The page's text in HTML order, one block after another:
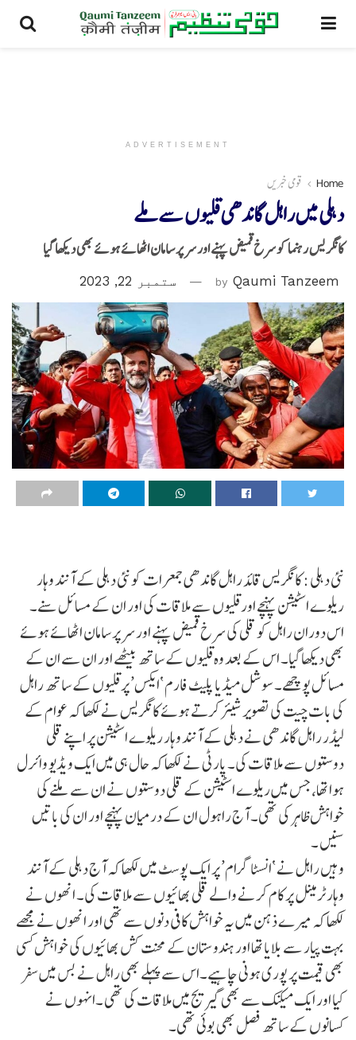
ADVERTISEMENT
Home قومی خبریں
دہلی میں راہل گاندھی قلیوں سے ملے
کانگریس رہنما کو سرخ قمیض پہنے اور سر پر سامان اٹھائے ہوئے بھی دیکھا گیا
by Qaumi Tanzeem ستمبر 22, 2023
نئی دہلی : کانگریس قائد راہل گاندھی جمعرات کو نئی دہلی کے آنند وہار
ریلوے اسٹیشن پہنچے اور قلیوں سے ملاقات کی اور ان کے مسائل سنے۔
اس دوران راہل کو قلی کی سرخ قمیض پہنے اور سر پر سامان اٹھائے ہوئے
بھی دیکھا گیا۔ اس کے بعد وہ قلیوں کے ساتھ بیٹھے اور ان سے ان کے
مسائل پوچھے۔ سوشل میڈیا پلیٹ فارم ‘ایکس’ پر قلیوں کے ساتھ راہل
کی بات چیت کی تصویر شیئر کرتے ہوئے کانگریس نے لکھا کہ عوام کے
لیڈر راہل گاندھی نے دہلی کے آنند وہار ریلوے اسٹیشن پر اپنے قلی
دوستوں سے ملاقات کی۔ پارٹی نے لکھا کہ حال ہی میں ایک ویڈیو وائرل
ہوا تھا، جس میں ریلوے اسٹیشن کے قلی دوستوں نے ان سے ملنے کی
خواہش ظاہر کی تھی۔ آج راہول ان کے درمیان پہنچے اور ان کی باتیں
سنیں ۔
وہیں راہل نے ‘انسٹاگرام’ پر ایک پوسٹ میں لکھا کہ آج دہلی کے آنند
وہار ٹرمینل پر کام کرنے والے قلی بھائیوں سے ملاقات کی۔ انھوں نے
لکھا کہ میرے ذہن میں یہ خواہش کافی دنوں سے تھی اور انھوں نے مجھے
بہت پیار سے بلایا تھا اور ہندوستان کے محنت کش بھائیوں کی خواہش کسی
بھی قیمت پر پوری ہونی چاہیے۔اس سے پہلے بھی راہل نے بس میں سفر
کیا اور ایک میکنک سے بھی گیریج میں ملاقات کی تھی ۔انہوں نے
کسانوں کے ساتھ فصل بھی بوئی تھی۔